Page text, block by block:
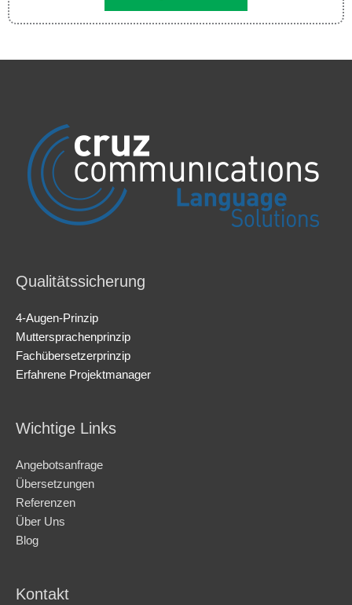
Qualitätssicherung
4-Augen-Prinzip
Muttersprachenprinzip
Fachübersetzerprinzip
Erfahrene Projektmanager
Wichtige Links
Angebotsanfrage
Übersetzungen
Referenzen
Über Uns
Blog
Kontakt